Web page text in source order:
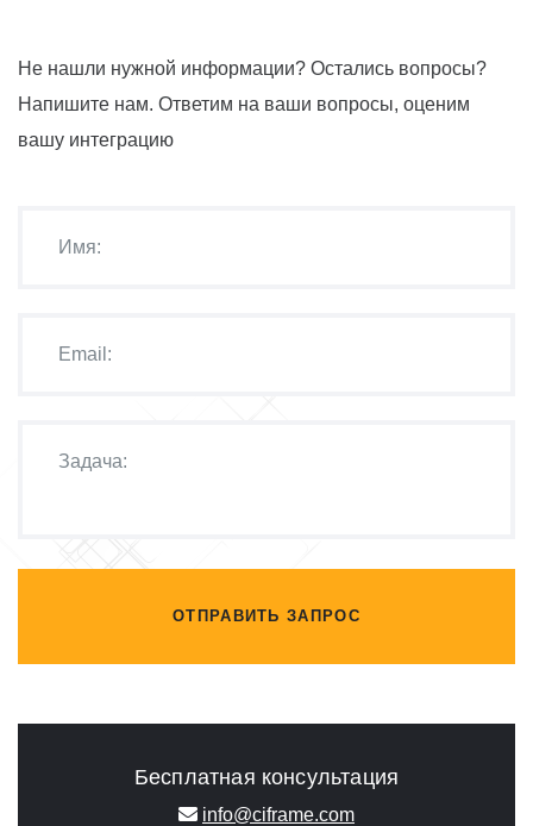
Бесплатная консультация
info@ciframe.com
Не нашли нужной информации? Остались вопросы?
Напишите нам. Ответим на ваши вопросы, оценим
вашу интеграцию
ОТПРАВИТЬ ЗАПРОС